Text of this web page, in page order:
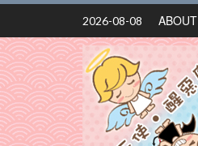
Skip
content
2026-08-08 ABOUT